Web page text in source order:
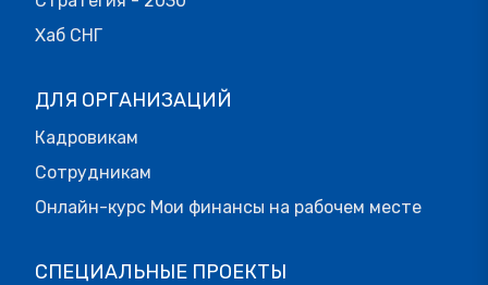
Хаб СНГ
ДЛЯ ОРГАНИЗАЦИЙ
Кадровикам
Сотрудникам
Онлайн-курс Мои финансы на рабочем месте
СПЕЦИАЛЬНЫЕ ПРОЕКТЫ